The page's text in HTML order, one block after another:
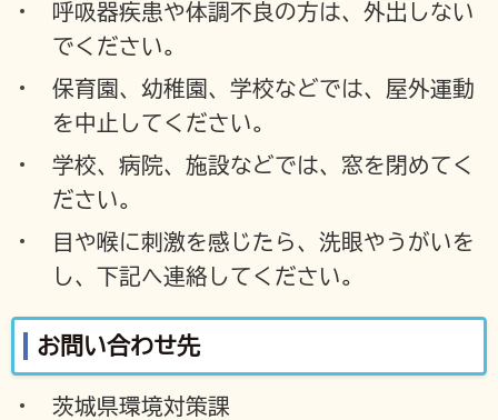
呼吸器疾患や体調不良の方は、外出しない
でください。
保育園、幼稚園、学校などでは、屋外運動
を中止してください。
学校、病院、施設などでは、窓を閉めてく
ださい。
目や喉に刺激を感じたら、洗眼やうがいを
し、下記へ連絡してください。
お問い合わせ先
茨城県環境対策課